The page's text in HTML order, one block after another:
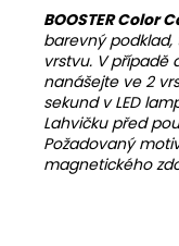
BOOSTER Color
barevný
vrstvu. V případě
nanášejte ve 2
sekund v LED
Lahvičku před
Požadovaný
magnetického